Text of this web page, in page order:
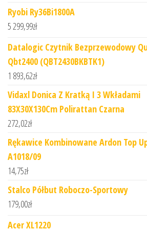
Ryobi Ry36Bi1800A
5 299,99zł
Datalogic Czytnik Bezprzewodowy
Qbt2400 (QBT2430BKBTK1)
1 893,62zł
Vidaxl Donica Z Kratką I 3 Wkładami
83X30X130Cm Polirattan Czarna
272,02zł
Rękawice Kombinowane Ardon Top
A1018/09
14,75zł
Stalco Półbut Roboczo-Sportowy
179,00zł
Acer XL1220